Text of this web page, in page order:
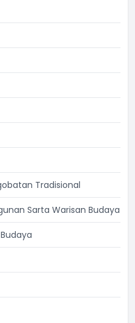
Tradisional
Sarta Warisan Budaya